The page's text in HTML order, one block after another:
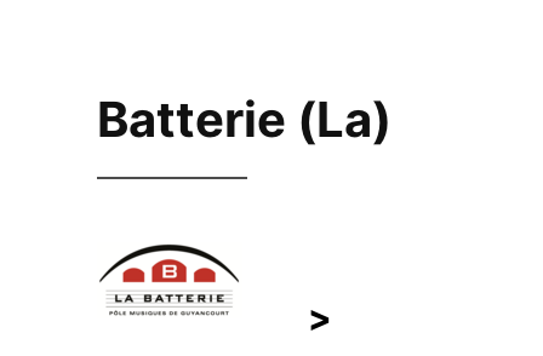
Batterie (La)
>